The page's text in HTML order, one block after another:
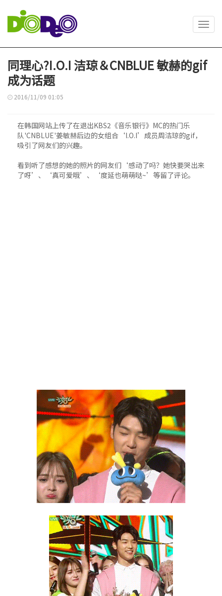
同理心?I.O.I 洁琼＆CNBLUE 敏赫的gif
成为话题
2016/11/09 01:05
在韩国网站上传了在退出KBS2《音乐银行》MC的热门乐
队'CNBLUE'姜敏赫后边的女组合‘I.O.I’成员周洁琼的gif，
吸引了网友们的兴趣。
看到听了感想的她的照片的网友们‘感动了吗？她快要哭出来
了呀’、‘真可爱哦’、‘度延也萌萌哒~’等留了评论。